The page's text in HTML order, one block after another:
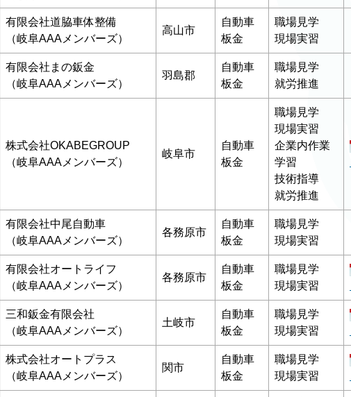
有限会社道脇車体整備
（岐阜AAAメンバーズ）
高山市
自動車
板金
職場見学
現場実習
有限会社まの鈑金
（岐阜AAAメンバーズ）
羽島郡
自動車
板金
職場見学
就労推進
株式会社OKABEGROUP
（岐阜AAAメンバーズ）
岐阜市
自動車
板金
職場見学
現場実習
企業内作業
学習
技術指導
就労推進
有限会社中尾自動車
（岐阜AAAメンバーズ）
各務原市
自動車
板金
職場見学
現場実習
有限会社オートライフ
（岐阜AAAメンバーズ）
各務原市
自動車
板金
職場見学
現場実習
三和鈑金有限会社
（岐阜AAAメンバーズ）
土岐市
自動車
板金
職場見学
現場実習
株式会社オートプラス
（岐阜AAAメンバーズ）
関市
自動車
板金
職場見学
現場実習